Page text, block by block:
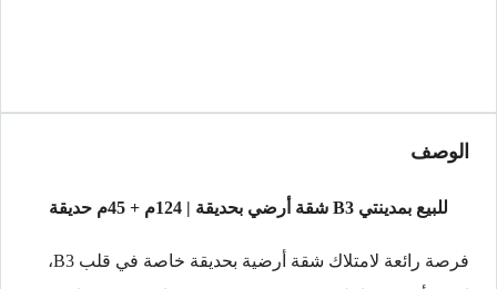
الوصف
للبيع بمدينتي B3 شقة أرضي بحديقة | 124م + 45م حديقة
فرصة رائعة لامتلاك شقة أرضية بحديقة خاصة في قلب B3،